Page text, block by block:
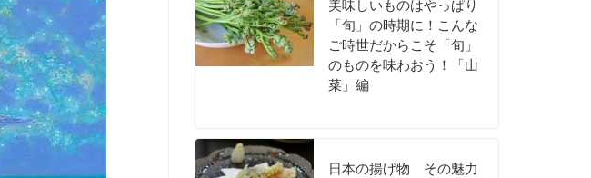
美味しいものはやっぱり
「旬」の時期に！こんな
ご時世だからこそ「旬」
のものを味わおう！「山
菜」編
日本の揚げ物 その魅力